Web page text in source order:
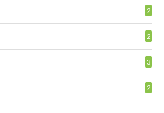
2
2
3
2